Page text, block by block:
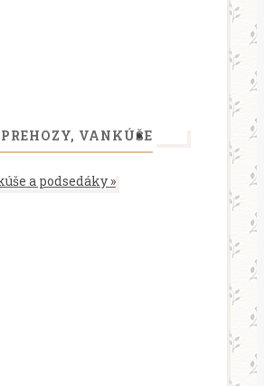
VANKÚŠE
a podsedáky »